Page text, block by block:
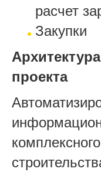
расчет
Закупки
проекта